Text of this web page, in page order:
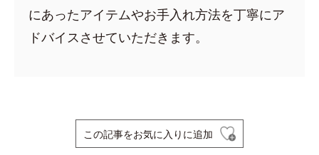
にあったアイテムやお手入れ方法を丁寧にア
ドバイスさせていただきます。
この記事をお気に入りに追加